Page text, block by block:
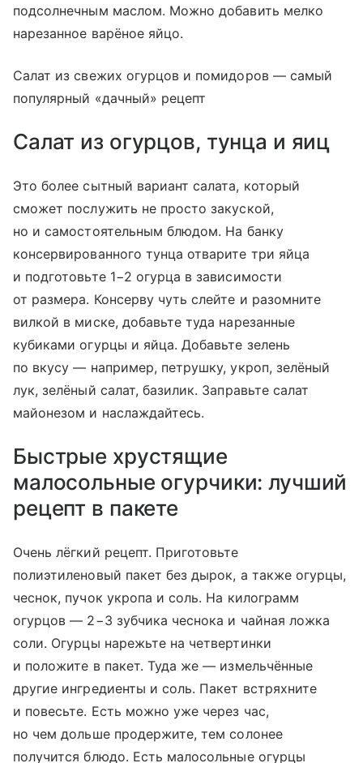
подсолнечным маслом. Можно добавить мелко
нарезанное варёное яйцо.
Салат из свежих огурцов и помидоров — самый
популярный «дачный» рецепт
Салат из огурцов, тунца и яиц
Это более сытный вариант салата, который
сможет послужить не просто закуской,
но и самостоятельным блюдом. На банку
консервированного тунца отварите три яйца
и подготовьте 1−2 огурца в зависимости
от размера. Консерву чуть слейте и разомните
вилкой в миске, добавьте туда нарезанные
кубиками огурцы и яйца. Добавьте зелень
по вкусу — например, петрушку, укроп, зелёный
лук, зелёный салат, базилик. Заправьте салат
майонезом и наслаждайтесь.
Быстрые хрустящие
малосольные огурчики: лучший
рецепт в пакете
Очень лёгкий рецепт. Приготовьте
полиэтиленовый пакет без дырок, а также огурцы,
чеснок, пучок укропа и соль. На килограмм
огурцов — 2−3 зубчика чеснока и чайная ложка
соли. Огурцы нарежьте на четвертинки
и положите в пакет. Туда же — измельчённые
другие ингредиенты и соль. Пакет встряхните
и повесьте. Есть можно уже через час,
но чем дольше продержите, тем солонее
получится блюдо. Есть малосольные огурцы